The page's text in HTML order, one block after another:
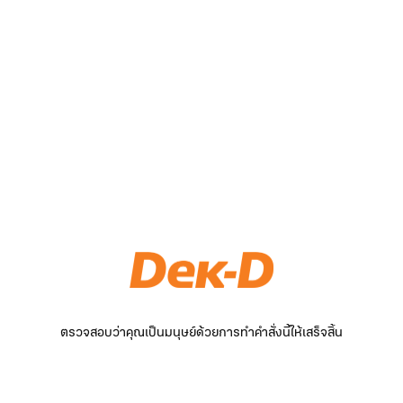
ตรวจสอบว่าคุณเป็นมนุษย์ด้วยการทำคำสั่งนี้ให้เสร็จสิ้น